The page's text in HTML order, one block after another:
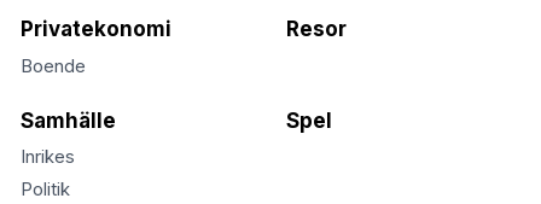
Privatekonomi
Boende
Resor
Samhälle
Inrikes
Politik
Spel